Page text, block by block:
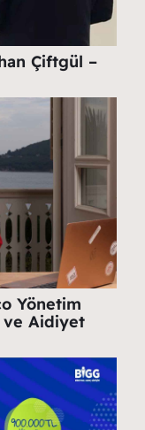
Çiftgül –
Yönetim
ve Aidiyet